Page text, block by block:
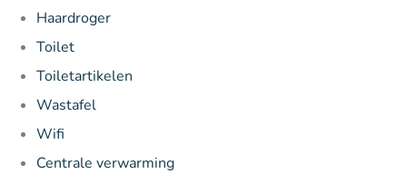
Haardroger
Toilet
Toiletartikelen
Wastafel
Wifi
Centrale verwarming